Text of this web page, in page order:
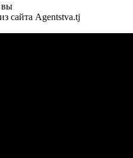
вы
сайта Agentstva.tj